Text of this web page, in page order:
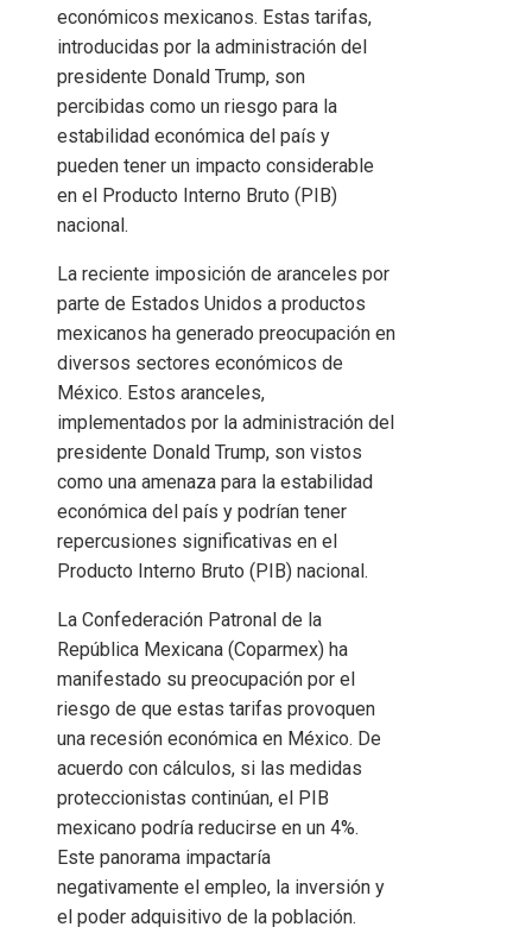
económicos mexicanos. Estas tarifas,
introducidas por la administración del
presidente Donald Trump, son
percibidas como un riesgo para la
estabilidad económica del país y
pueden tener un impacto considerable
en el Producto Interno Bruto (PIB)
nacional.
La reciente imposición de aranceles por
parte de Estados Unidos a productos
mexicanos ha generado preocupación en
diversos sectores económicos de
México. Estos aranceles,
implementados por la administración del
presidente Donald Trump, son vistos
como una amenaza para la estabilidad
económica del país y podrían tener
repercusiones significativas en el
Producto Interno Bruto (PIB) nacional.
La Confederación Patronal de la
República Mexicana (Coparmex) ha
manifestado su preocupación por el
riesgo de que estas tarifas provoquen
una recesión económica en México. De
acuerdo con cálculos, si las medidas
proteccionistas continúan, el PIB
mexicano podría reducirse en un 4%.
Este panorama impactaría
negativamente el empleo, la inversión y
el poder adquisitivo de la población.